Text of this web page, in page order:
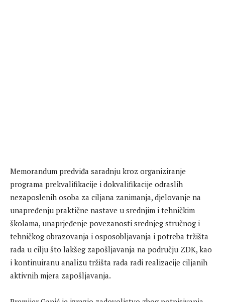
Memorandum predviđa saradnju kroz organiziranje
programa prekvalifikacije i dokvalifikacije odraslih
nezaposlenih osoba za ciljana zanimanja, djelovanje na
unapređenju praktične nastave u srednjim i tehničkim
školama, unaprjeđenje povezanosti srednjeg stručnog i
tehničkog obrazovanja i osposobljavanja i potreba tržišta
rada u cilju što lakšeg zapošljavanja na području ZDK, kao
i kontinuiranu analizu tržišta rada radi realizacije ciljanih
aktivnih mjera zapošljavanja.